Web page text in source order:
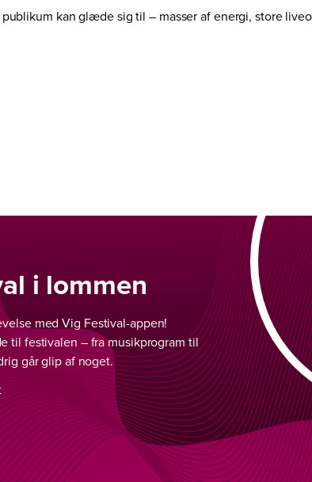
kan glæde sig til – masser af energi, store
i lommen
med Vig Festival-appen!
til festivalen – fra musikprogram til
går glip af noget.